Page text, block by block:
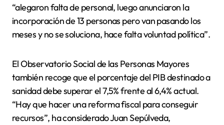
“alegaron falta de personal, luego anunciaron la
incorporación de 13 personas pero van pasando los
meses y no se soluciona, hace falta voluntad política”.
El Observatorio Social de las Personas Mayores
también recoge que el porcentaje del PIB destinado a
sanidad debe superar el 7,5% frente al 6,4% actual.
“Hay que hacer una reforma fiscal para conseguir
recursos”, ha considerado Juan Sepúlveda,